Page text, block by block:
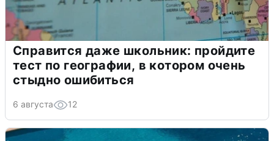
Справится даже школьник: пройдите
тест по географии, в котором очень
стыдно ошибиться
6 августа 12